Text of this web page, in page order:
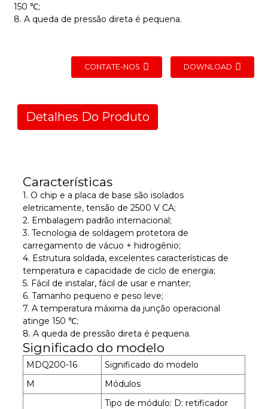
150 ℃;
8. A queda de pressão direta é pequena.
CONTATE-NOS DOWNLOAD
Detalhes Do Produto
Características
1. O chip e a placa de base são isolados
eletricamente, tensão de 2500 V CA;
2. Embalagem padrão internacional;
3. Tecnologia de soldagem protetora de
carregamento de vácuo + hidrogênio;
4. Estrutura soldada, excelentes características de
temperatura e capacidade de ciclo de energia;
5. Fácil de instalar, fácil de usar e manter;
6. Tamanho pequeno e peso leve;
7. A temperatura máxima da junção operacional
atinge 150 ℃;
8. A queda de pressão direta é pequena.
Significado do modelo
MDQ200-16
Significado do modelo
M
Módulos
Tipo de módulo: D: retificador